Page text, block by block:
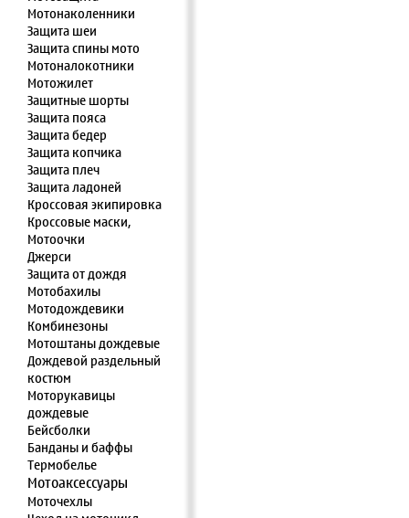
Мотонаколенники
Защита шеи
Защита спины мото
Мотоналокотники
Мотожилет
Защитные шорты
Защита пояса
Защита бедер
Защита копчика
Защита плеч
Защита ладоней
Кроссовая экипировка
Кроссовые маски,
Мотоочки
Джерси
Защита от дождя
Мотобахилы
Мотодождевики
Комбинезоны
Мотоштаны дождевые
Дождевой раздельный
костюм
Моторукавицы
дождевые
Бейсболки
Банданы и баффы
Термобелье
Мотоаксессуары
Моточехлы